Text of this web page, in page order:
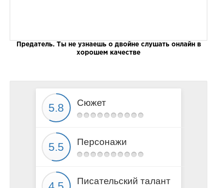
Предатель. Ты не узнаешь о двойне слушать онлайн в
хорошем качестве
Сюжет
Персонажи
Писательский талант